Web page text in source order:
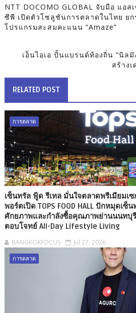
NTT DOCOMO GLOBAL จับมือ แอ
ซีพี เปิดตัวโซลูชันการตลาดในไทย ย
โปรแกรมสะสมคะแนน “Amaze”
เอ็นไอเอ ปั้นแบรนด์ท้องถิ่น “นิล
สร้าง
RELATED POST
การตลาด
เซ็นทรัล ฟู้ด รีเทล มั่นใจตลาดพรีเมียมเซ
พอร์ตเปิด TOPS FOOD HALL ปักหมุดเซ็
ศักยภาพและกำลังซื้อคุณภาพย่านนนทบุ
ตอบโจทย์ All-Day Lifestyle Living
BANGKOKFOCUS Jul 27, 2026
การตลาด